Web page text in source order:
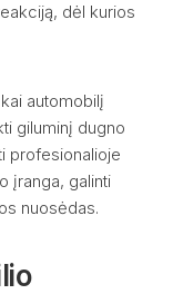
dėl kurios
automobilį
giluminį dugno
profesionalioje
įranga, galinti
nuosėdas.